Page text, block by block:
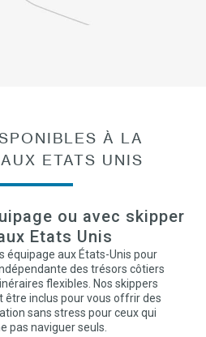
À LA
ETATS UNIS
ou avec skipper
Etats Unis
équipage aux États-Unis pour
des trésors côtiers
flexibles. Nos skippers
être inclus pour vous offrir des
sans stress pour ceux qui
pas naviguer seuls.